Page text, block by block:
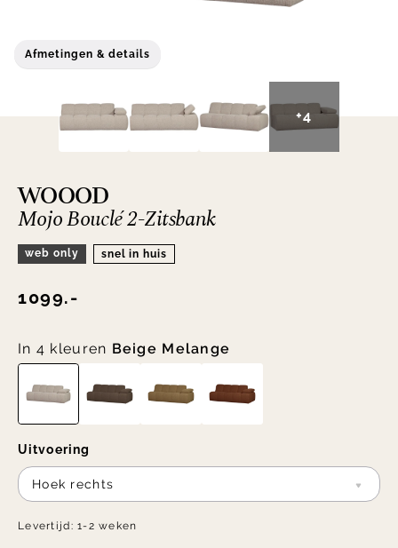
Afmetingen & details
+4
WOOOD
Mojo Bouclé 2-Zitsbank
web only snel in huis
1099.-
In 4 kleuren Beige Melange
Uitvoering
Hoek rechts
Levertijd:1-2 weken